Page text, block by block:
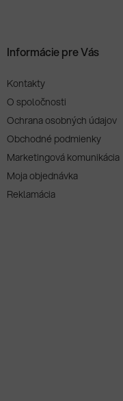
Informácie pre Vás
Kontakty
O spoločnosti
Ochrana osobných údajov
Obchodné podmienky
Marketingová komunikácia
Moja objednávka
Reklamácia